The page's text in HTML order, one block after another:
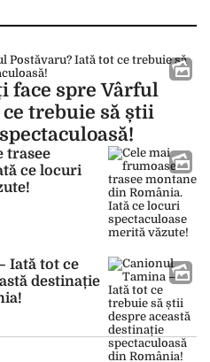
face spre Vârful
trebuie să știi
trasee
ce locuri
Iată tot ce
destinație